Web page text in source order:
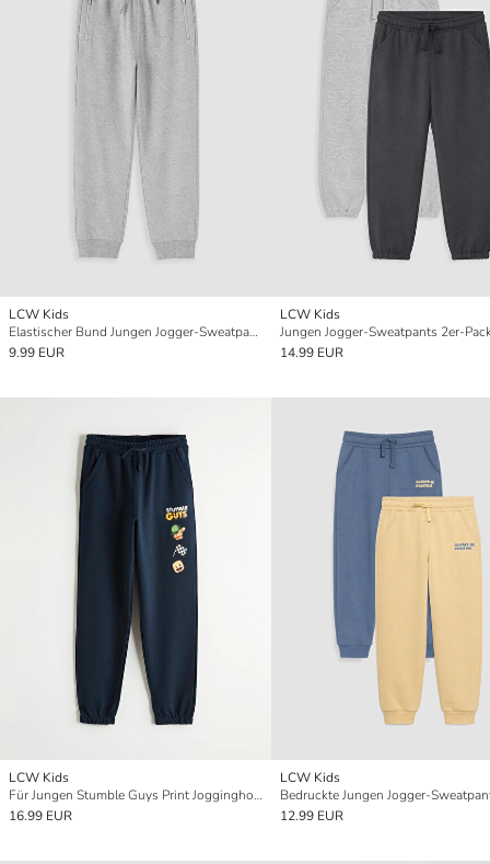
LCW Kids
Elastischer Bund Jungen Jogger-Sweatpants
9.99 EUR
LCW Kids
Jungen Jogger-Sweatpants 2er-
14.99 EUR
LCW Kids
Für Jungen Stumble Guys Print Jogginghose
16.99 EUR
LCW Kids
12.99 EUR